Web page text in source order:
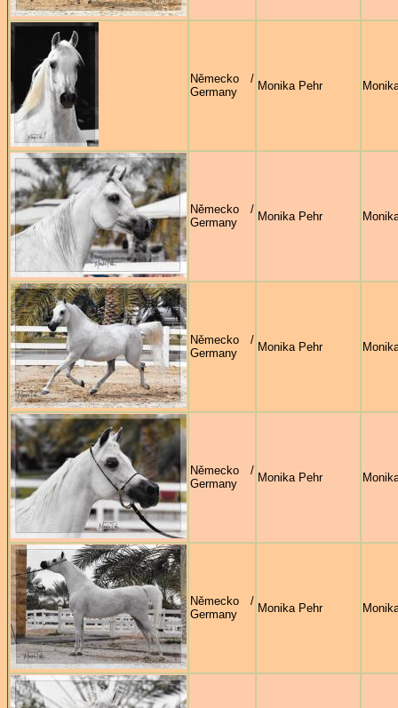
Německo /
Germany
Monika Pehr
Německo /
Germany
Monika Pehr
Německo /
Germany
Monika Pehr
Německo /
Germany
Monika Pehr
Německo /
Germany
Monika Pehr